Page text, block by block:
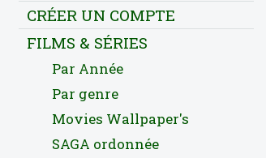
CRÉER UN COMPTE
FILMS & SÉRIES
Par Année
Par genre
Movies Wallpaper's
SAGA ordonnée